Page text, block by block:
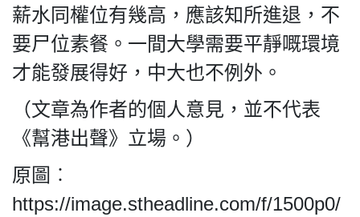
薪水同權位有幾高，應該知所進退，不
要尸位素餐。一間大學需要平靜嘅環境
才能發展得好，中大也不例外。
（文章為作者的個人意見，並不代表
《幫港出聲》立場。）
原圖︰
https://image.stheadline.com/f/1500p0/